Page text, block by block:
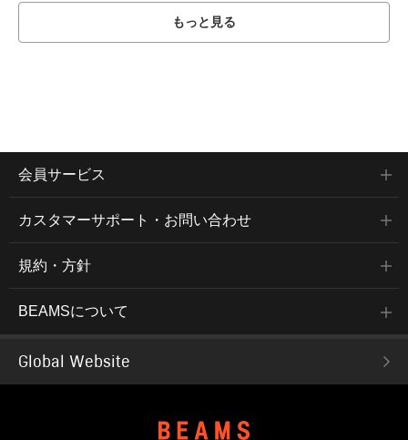
もっと見る
会員サービス
カスタマーサポート・お問い合わせ
規約・方針
BEAMSについて
Global Website